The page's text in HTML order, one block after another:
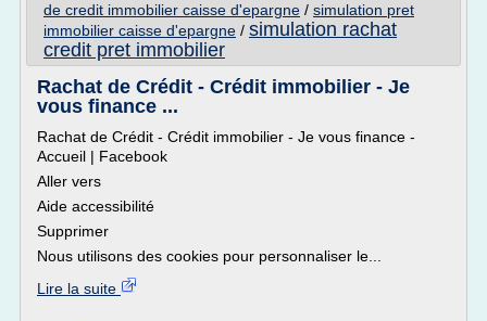
de credit immobilier caisse d'epargne / simulation pret
immobilier caisse d'epargne / simulation rachat
credit pret immobilier
Rachat de Crédit - Crédit immobilier - Je
vous finance ...
Rachat de Crédit - Crédit immobilier - Je vous finance -
Accueil | Facebook
Aller vers
Aide accessibilité
Supprimer
Nous utilisons des cookies pour personnaliser le...
Lire la suite